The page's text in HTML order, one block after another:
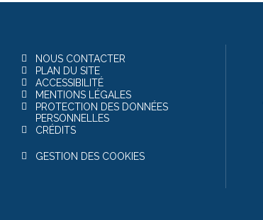
NOUS CONTACTER
PLAN DU SITE
ACCESSIBILITÉ
MENTIONS LÉGALES
PROTECTION DES DONNÉES
PERSONNELLES
CRÉDITS
GESTION DES COOKIES